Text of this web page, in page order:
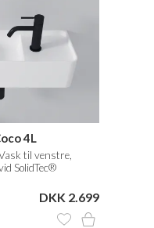
4L
til venstre,
SolidTec®
DKK 2.699